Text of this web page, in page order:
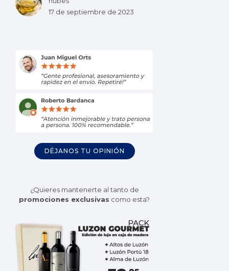
17 de septiembre de 2023
DÉJANOS TU OPINIÓN
¿Quieres mantenerte al tanto de
promociones exclusivas como esta?